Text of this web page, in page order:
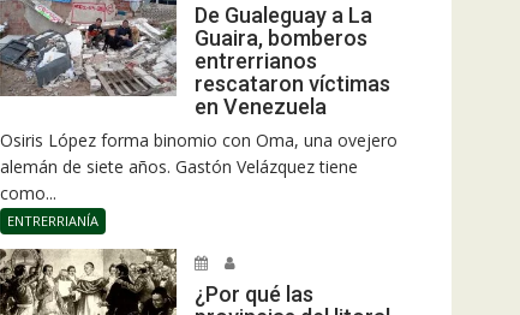
De Gualeguay a La
Guaira, bomberos
entrerrianos
rescataron víctimas
en Venezuela
Osiris López forma binomio con Oma, una ovejero
alemán de siete años. Gastón Velázquez tiene
como...
ENTRERRIANÍA
¿Por qué las